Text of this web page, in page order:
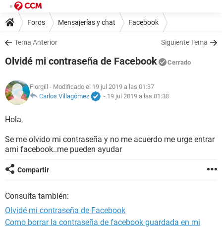
Foros Mensajerías y chat Facebook
Tema Anterior Siguiente Tema
Olvidé mi contraseña de Facebook Cerrado
Florgill
- Modificado el 19 jul 2019 a las 01:37
Carlos Villagómez
- 19 jul 2019 a las 01:38
Hola,
Se me olvido mi contraseña y no me acuerdo me urge entrar
ami facebook..me pueden ayudar
Compartir
Consulta también:
Olvidé mi contraseña de Facebook
Como borrar la contraseña de facebook guardada en mi